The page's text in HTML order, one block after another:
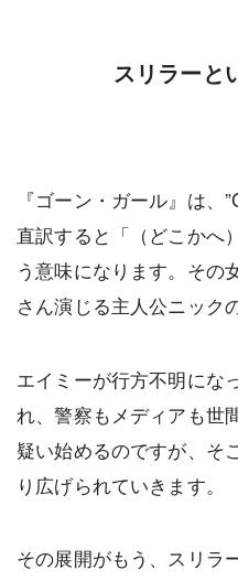
スリラーと
『ゴーン・ガール』は、
直訳すると「（どこかへ
う意味になります。その
さん演じる主人公ニック
エイミーが行方不明にな
れ、警察もメディアも世
疑い始めるのですが、そ
り広げられていきます。
その展開がもう、スリラ